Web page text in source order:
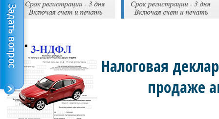
Налоговая
продаже